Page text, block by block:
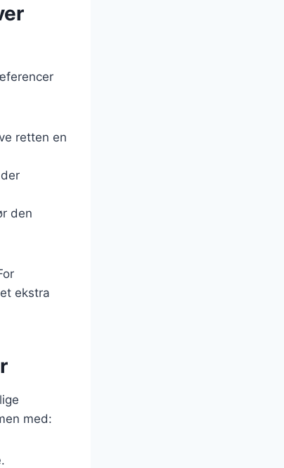
retten en
den
ekstra
med: